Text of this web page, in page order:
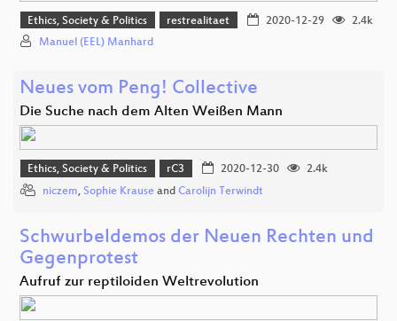
Ethics, Society & Politics restrealitaet 2020-12-29
2.4k
Manuel (EEL) Manhard
Neues vom Peng! Collective
Die Suche nach dem Alten Weißen Mann
Ethics, Society & Politics rC3 2020-12-30
2.4k
niczem, Sophie Krause and Carolijn Terwindt
Schwurbeldemos der Neuen Rechten und
Gegenprotest
Aufruf zur reptiloiden Weltrevolution